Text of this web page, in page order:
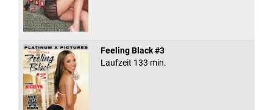
Feeling Black #3
Laufzeit 133 min.